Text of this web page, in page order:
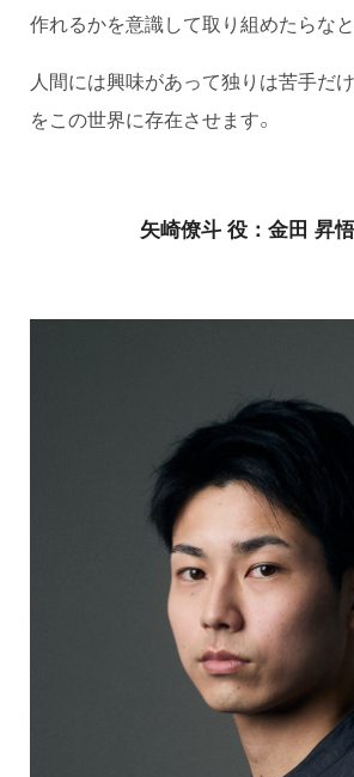
作れるかを意識して取り組めたらな
人間には興味があって独りは苦手だ
をこの世界に存在させます。
矢崎僚斗 役：金田 昇